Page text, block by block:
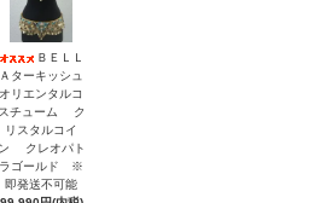
ＢＥＬＬ
Ａターキッシュ
オリエンタルコ
スチューム ク
リスタルコイ
ン クレオパト
ラゴールド ※
即発送不可能